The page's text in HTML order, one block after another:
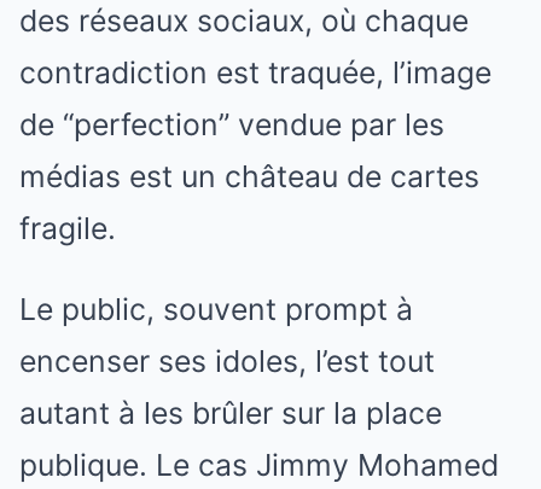
des réseaux sociaux, où chaque
contradiction est traquée, l’image
de “perfection” vendue par les
médias est un château de cartes
fragile.
Le public, souvent prompt à
encenser ses idoles, l’est tout
autant à les brûler sur la place
publique. Le cas Jimmy Mohamed